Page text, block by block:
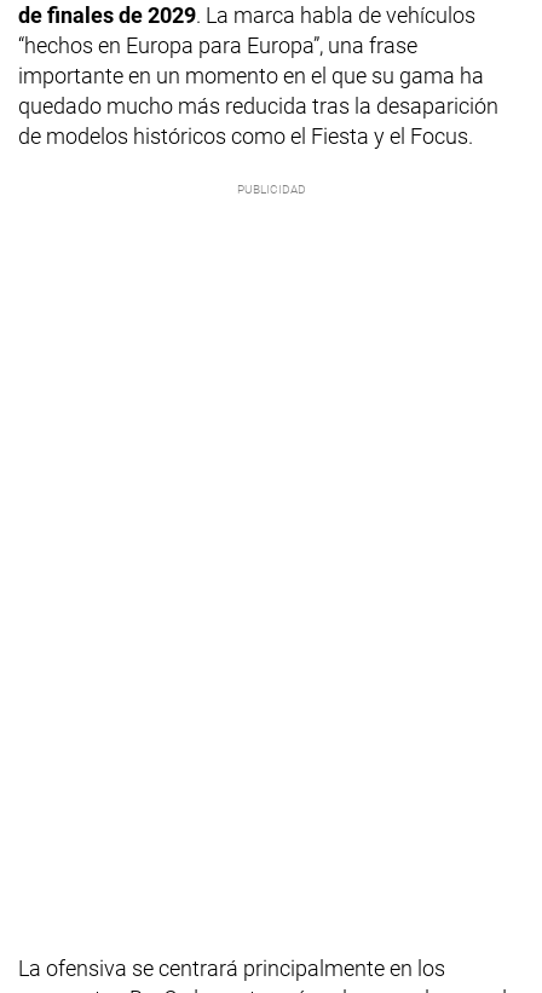
de finales de 2029. La marca habla de vehículos
“hechos en Europa para Europa”, una frase
importante en un momento en el que su gama ha
quedado mucho más reducida tras la desaparición
de modelos históricos como el Fiesta y el Focus.
La ofensiva se centrará principalmente en los